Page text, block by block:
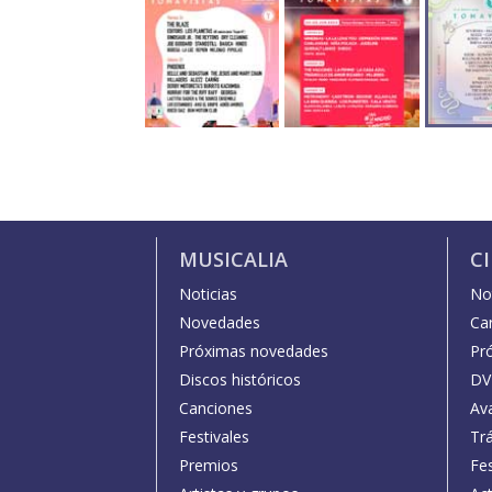
MUSICALIA
Noticias
Novedades
Próximas novedades
Discos históricos
Canciones
Festivales
Premios